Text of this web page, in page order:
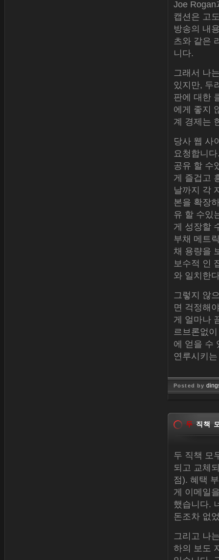
Joe Rogan
캡션은 고
방송의 내
츠와 같은
니다.
그래서 나
있지만, 두
판에 대한
에게 좋지
계 경제는
당사 웹 사
요청합니
공유 할 수
게 즐겁고
날까지 각
본을 확장
유 할 수있
게 성장할
부채 메트
채 용량을
보수적 인
와 일치한
그렇지 않
면 걱정해
게 얼마나
르브론없
에 얻을 수
연루시키
Posted by
두 직책
두 직책 모
되고 교체
점). 혜택
게 이메일
했습니다.
돈조차 없
그리고 나
하의 보도